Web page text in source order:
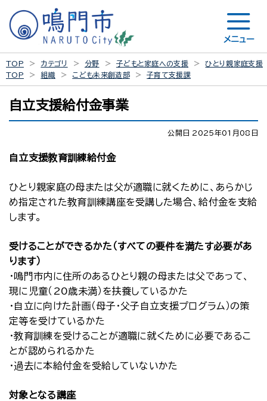
メニュー
TOP カテゴリ 分野 子どもと家庭への支援
ひとり親家庭支援
TOP
組織 こども未来創造部 子育て支援課
自立支援給付金事業
公開日 2025年01月08日
自立支援教育訓練給付金
ひとり親家庭の母または父が適職に就くために、あらかじ
め指定された教育訓練講座を受講した場合、給付金を支給
します。
受けることができるかた（すべての要件を満たす必要があ
ります）
・鳴門市内に住所のあるひとり親の母または父であって、
現に児童（20歳未満）を扶養しているかた
・自立に向けた計画（母子・父子自立支援プログラム）の策
定等を受けているかた
・教育訓練を受けることが適職に就くために必要であるこ
とが認められるかた
・過去に本給付金を受給していないかた
対象となる講座